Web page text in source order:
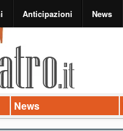
Anticipazioni News
News